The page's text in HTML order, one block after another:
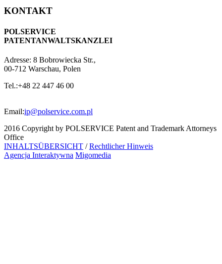
KONTAKT
POLSERVICE
PATENTANWALTSKANZLEI
Adresse: 8 Bobrowiecka Str.,
00-712 Warschau, Polen
Tel.:+48 22 447 46 00
Email:ip@polservice.com.pl
2016 Copyright by POLSERVICE Patent and Trademark Attorneys
Office
INHALTSÜBERSICHT /Rechtlicher Hinweis
Agencja Interaktywna Migomedia